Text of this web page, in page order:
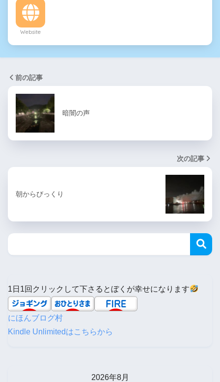
Website
前の記事
暗闇の声
次の記事
朝からびっくり
1日1回クリックして下さるとぼくが幸せになります
にほんブログ村
Kindle Unlimitedはこちらから
2026年8月